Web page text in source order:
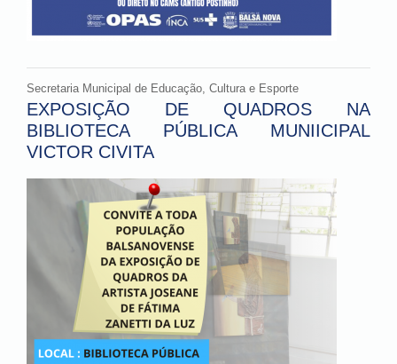
Secretaria Municipal de Educação, Cultura e Esporte
EXPOSIÇÃO DE QUADROS NA
BIBLIOTECA PÚBLICA MUNIICIPAL
VICTOR CIVITA